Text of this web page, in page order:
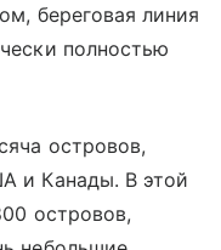
береговая линия
полностью
островов,
и Канады. В этой
островов,